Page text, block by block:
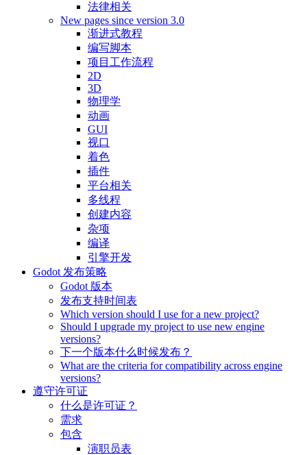
法律相关
New pages since version 3.0
渐进式教程
编写脚本
项目工作流程
2D
3D
物理学
动画
GUI
视口
着色
插件
平台相关
多线程
创建内容
杂项
编译
引擎开发
Godot 发布策略
Godot 版本
发布支持时间表
Which version should I use for a new project?
Should I upgrade my project to use new engine
versions?
下一个版本什么时候发布？
What are the criteria for compatibility across engine
versions?
遵守许可证
什么是许可证？
需求
包含
演职员表